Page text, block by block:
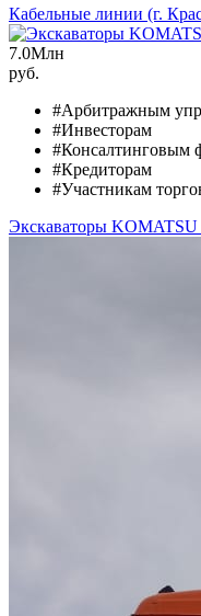
Кабельные линии (г.
7.0Млн
руб.
#Арбитражным
#Инвесторам
#Консалтинговым
#Кредиторам
#Участникам
Экскаваторы